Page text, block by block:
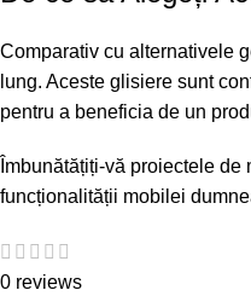
Comparativ cu alternativele
lung. Aceste glisiere sunt
pentru a beneficia de un
Îmbunătățiți-vă proiectele de
funcționalității mobilei
0 reviews